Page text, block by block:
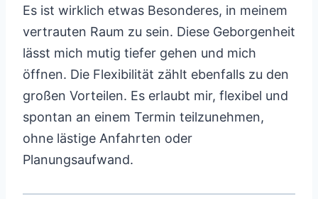
Es ist wirklich etwas Besonderes, in meinem
vertrauten Raum zu sein. Diese Geborgenheit
lässt mich mutig tiefer gehen und mich
öffnen. Die Flexibilität zählt ebenfalls zu den
großen Vorteilen. Es erlaubt mir, flexibel und
spontan an einem Termin teilzunehmen,
ohne lästige Anfahrten oder
Planungsaufwand.